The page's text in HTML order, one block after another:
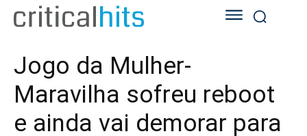
Jogo da Mulher-
Maravilha sofreu reboot
e ainda vai demorar para